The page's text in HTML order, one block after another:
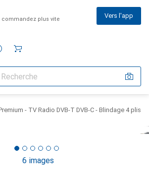
commandez plus vite Vers l'app
- TV Radio DVB-T DVB-C - Blindage 4 plis
6 images